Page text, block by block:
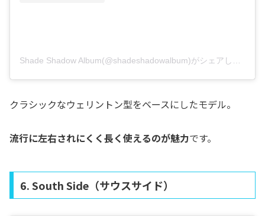
クラシックなウェリントン型をベースにしたモデル。
流行に左右されにくく長く使えるのが魅力です。
6. South Side（サウスサイド）